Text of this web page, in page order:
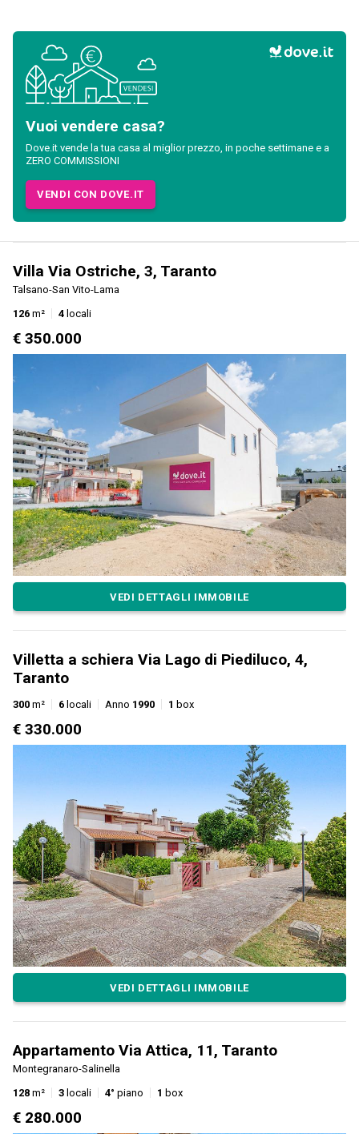
Vuoi vendere casa?
Dove.it vende la tua casa al miglior prezzo, in poche settimane e a
ZERO COMMISSIONI
VENDI CON DOVE.IT
Villa Via Ostriche, 3, Taranto
Talsano-San Vito-Lama
126 m² 4 locali
€ 350.000
VEDI DETTAGLI IMMOBILE
Villetta a schiera Via Lago di Piediluco, 4,
Taranto
300 m² 6 locali Anno 1990 1 box
€ 330.000
VEDI DETTAGLI IMMOBILE
Appartamento Via Attica, 11, Taranto
Montegranaro-Salinella
128 m² 3 locali 4° piano 1 box
€ 280.000